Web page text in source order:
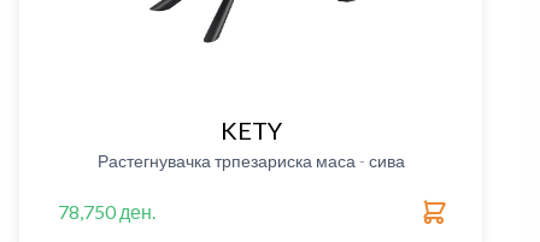
KETY
Растегнувачка трпезариска маса - сива
78,750 ден.